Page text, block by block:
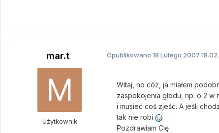
mar.t
Użytkownik
Opublikowano 18 Lutego 2007
Witaj, no cóż, ja miałem
zaspokojenia głodu, np. o 2
i musieć coś zjeść. A jeśli
tak nie robi
Pozdrawiam Cię